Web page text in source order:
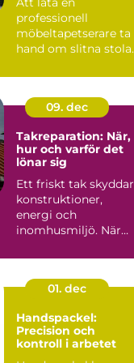
professionell
möbeltapetserare ta
hand om slitna
kan förva...
09. dec
Takreparation: När,
hur och varför det
lönar sig
Ett friskt tak skyddar
konstruktioner,
energi och
inomhusmiljö. När
01. dec
Handspackel:
Precision och
kontroll i arbetet